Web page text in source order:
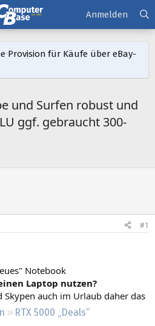
RTX 5000 „Deals“
Anmelden
Provision für Käufe über eBay-
und Surfen robust und
ggf. gebraucht 300-
#1
Notebook
Laptop nutzen?
auch im Urlaub daher das